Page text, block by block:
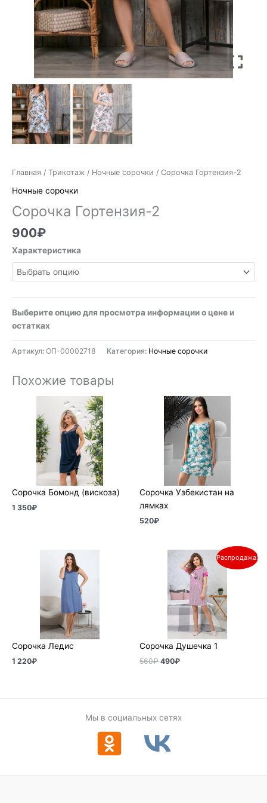
Главная / Трикотаж / Ночные сорочки / Сорочка Гортензия-2
Ночные сорочки
Сорочка Гортензия-2
900₽
Характеристика
Выберите опцию для просмотра информации о цене и
остатках
Артикул: ОП-00002718 Категория: Ночные сорочки
Похожие товары
Сорочка Бомонд (вискоза)
1 350₽
Сорочка Узбекистан на
лямках
520₽
Сорочка Ледис
1 220₽
Распродажа!
Сорочка Душечка 1
560₽
Первоначальная
составляла
490₽
Текущая
цена:
490₽.
Мы в социальных сетях